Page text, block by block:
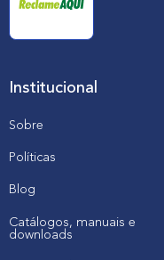
Institucional
Sobre
Políticas
Blog
Catálogos, manuais e
downloads